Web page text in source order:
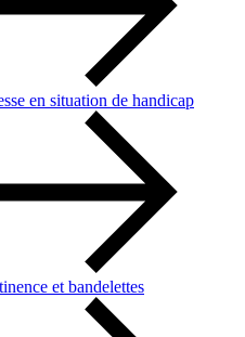
en situation de handicap
et bandelettes